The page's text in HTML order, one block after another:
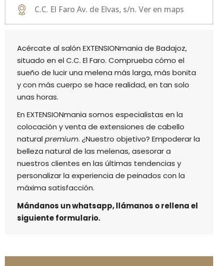
C.C. El Faro Av. de Elvas, s/n. Ver en maps
Acércate al salón EXTENSIONmania de Badajoz,
situado en el C.C. El Faro. Comprueba cómo el
sueño de lucir una melena más larga, más bonita
y con más cuerpo se hace realidad, en tan solo
unas horas.
En EXTENSIONmania somos especialistas en la
colocación y venta de extensiones de cabello
naturalpremium. ¿Nuestro objetivo? Empoderar la
belleza natural de las melenas, asesorar a
nuestros clientes en las últimas tendencias y
personalizar la experiencia de peinados con la
máxima satisfacción.
Mándanos un whatsapp, llámanos o rellena el
siguiente formulario.